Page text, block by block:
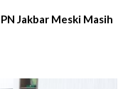
Jakbar Meski Masih